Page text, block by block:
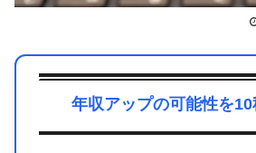
年収アップの可能性を10